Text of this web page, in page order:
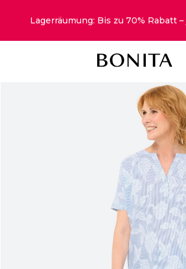
Lagerräumung: Bis zu 70% Rabatt –